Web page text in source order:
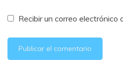
Recibir un correo electrónico